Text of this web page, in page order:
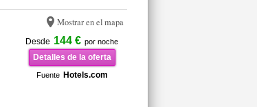
Mostrar en el mapa
Desde 144 € por noche
Detalles de la oferta
Fuente Hotels.com